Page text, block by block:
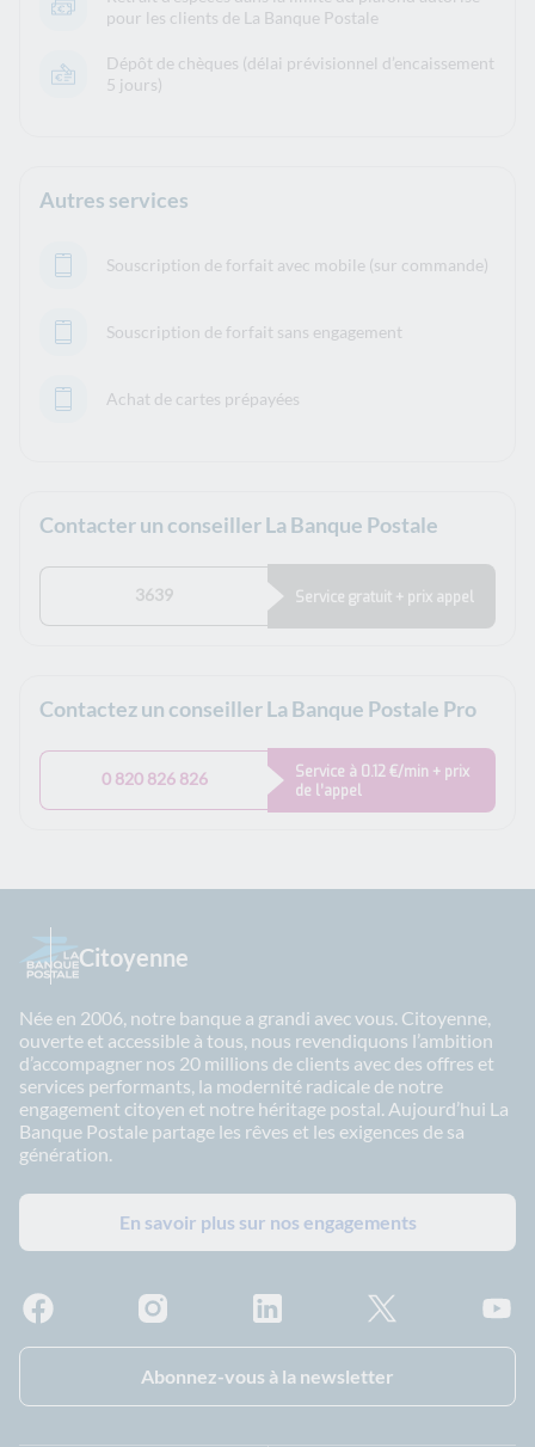
pour les clients de La Banque Postale
Dépôt de chèques (délai prévisionnel d’encaissement
5 jours)
Autres services
Souscription de forfait avec mobile (sur commande)
Souscription de forfait sans engagement
Achat de cartes prépayées
Contacter un conseiller La Banque Postale
3639 Service gratuit + prix appel
Contactez un conseiller La Banque Postale Pro
0 820 826 826
Service à 0.12 €/min + prix
de l’appel
Citoyenne
Née en 2006, notre banque a grandi avec vous. Citoyenne,
ouverte et accessible à tous, nous revendiquons l’ambition
d’accompagner nos 20 millions de clients avec des offres et
services performants, la modernité radicale de notre
engagement citoyen et notre héritage postal. Aujourd’hui La
Banque Postale partage les rêves et les exigences de sa
génération.
En savoir plus sur nos engagements
Abonnez-vous à la newsletter